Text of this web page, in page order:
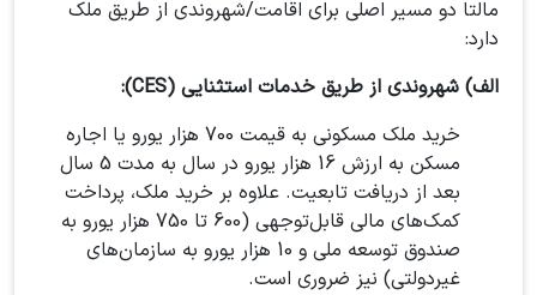
مالتا دو مسیر اصلی برای اقامت/شهروندی از طریق ملک
دارد:
الف) شهروندی از طریق خدمات استثنایی (CES):
خرید ملک مسکونی به قیمت 700 هزار یورو یا اجاره
مسکن به ارزش 16 هزار یورو در سال به مدت 5 سال
بعد از دریافت تابعیت. علاوه بر خرید ملک، پرداخت
کمک‌های مالی قابل‌توجهی (600 تا 750 هزار یورو به
صندوق توسعه ملی و 10 هزار یورو به سازمان‌های
غیردولتی) نیز ضروری است.